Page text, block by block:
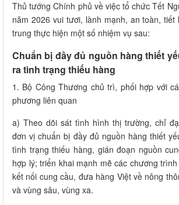
Thủ tướng Chính phủ về việc tổ chức Tết
năm 2026 vui tươi, lành mạnh, an toàn, tiết
trung thực hiện một số nhiệm vụ sau:
Chuẩn bị đầy đủ nguồn hàng thiết
ra tình trạng thiếu hàng
1. Bộ Công Thương chủ trì, phối hợp với
phương liên quan
a) Theo dõi sát tình hình thị trường, chỉ
đơn vị chuẩn bị đầy đủ nguồn hàng thiết
tình trạng thiếu hàng, gián đoạn nguồn
hợp lý; triển khai mạnh mẽ các chương
kết nối cung cầu, đưa hàng Việt về nông
và vùng sâu, vùng xa.